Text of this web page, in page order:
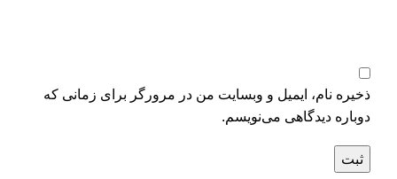
ذخیره نام، ایمیل و وبسایت من در مرورگر برای زمانی که
دوباره دیدگاهی می‌نویسم.